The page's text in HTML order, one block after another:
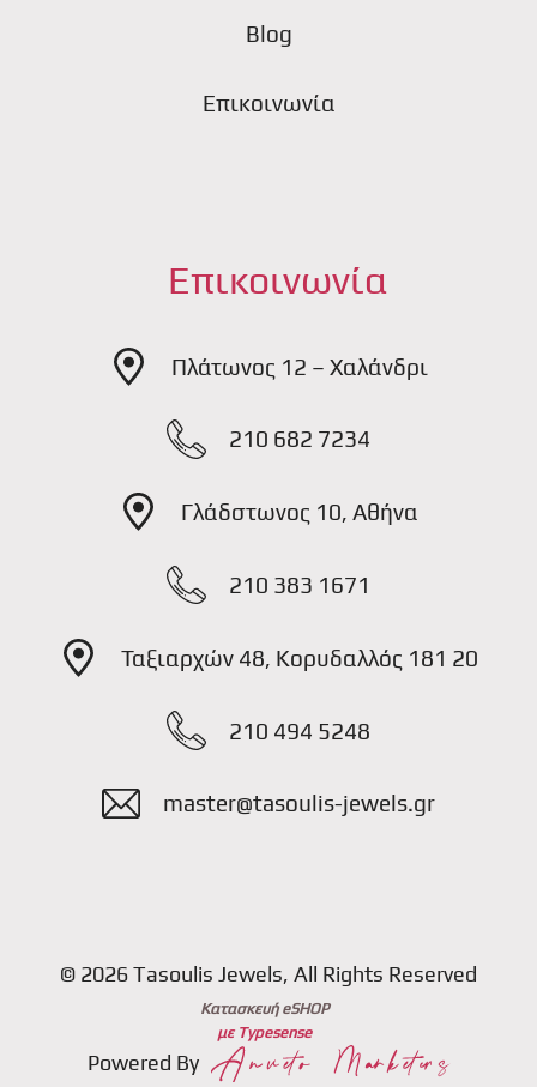
Blog
Επικοινωνία
Επικοινωνία
Πλάτωνος 12 – Χαλάνδρι
210 682 7234
Γλάδστωνος 10, Αθήνα
210 383 1671
Ταξιαρχών 48, Κορυδαλλός 181 20
210 494 5248
master@tasoulis-jewels.gr
© 2026 Tasoulis Jewels, All Rights Reserved
Κατασκευή eSHOP
με Typesense
Powered By